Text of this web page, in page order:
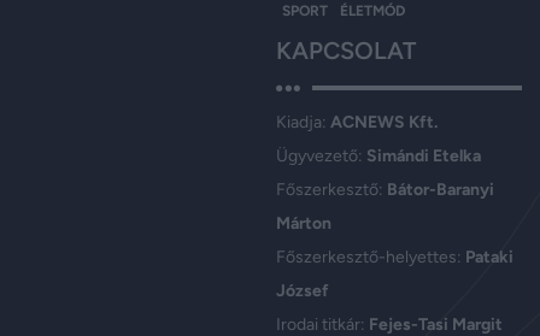
SPORT
ÉLETMÓD
KAPCSOLAT
Kiadja: ACNEWS Kft.
Ügyvezető: Simándi Etelka
Főszerkesztő: Bátor-Baranyi
Márton
Főszerkesztő-helyettes: Pataki
József
Irodai titkár: Fejes-Tasi Margit